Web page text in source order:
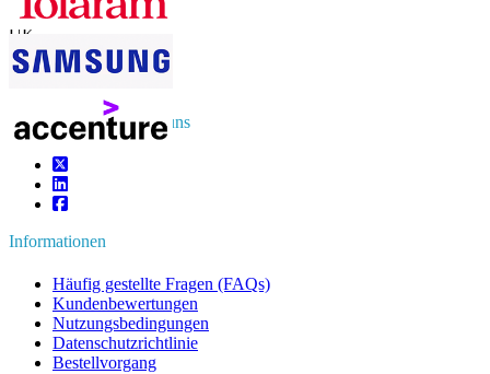
US+1 833 909 2966 ( Gebührenfrei )
UK
APAC+91 744 740 1245
Vernetzen Sie sich mit uns
Informationen
Häufig gestellte Fragen (FAQs)
Kundenbewertungen
Nutzungsbedingungen
Datenschutzrichtlinie
Bestellvorgang